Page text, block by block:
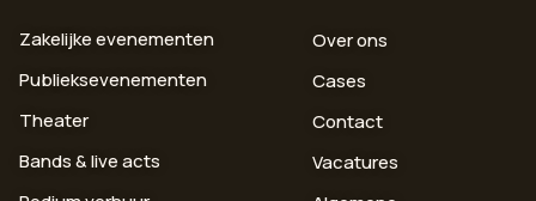
Zakelijke evenementen
Publieksevenementen
Theater
Bands & live acts
Over ons
Cases
Contact
Vacatures